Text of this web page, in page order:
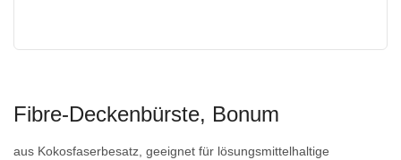
Fibre-Deckenbürste, Bonum
aus Kokosfaserbesatz, geeignet für lösungsmittelhaltige